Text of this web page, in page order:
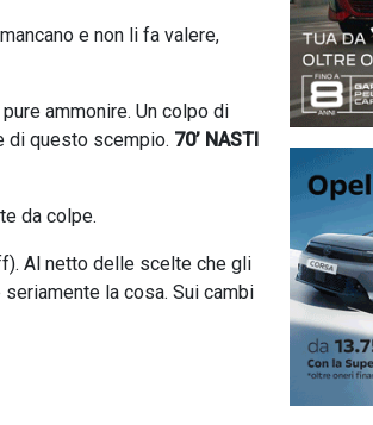
e non li fa valere,
ammonire. Un colpo di
di questo scempio. 70’ NASTI
da colpe.
Al netto delle scelte che gli
la cosa. Sui cambi